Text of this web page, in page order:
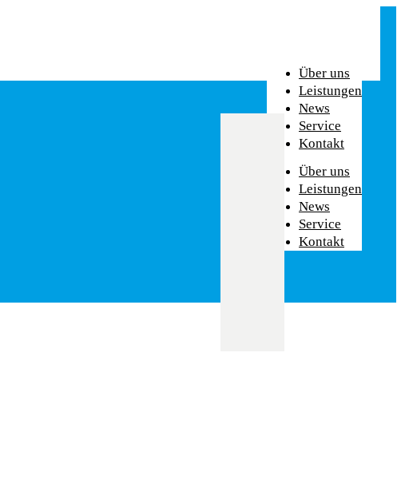
Über uns
Leistungen
News
Service
Kontakt
Über uns
Leistungen
News
Service
Kontakt